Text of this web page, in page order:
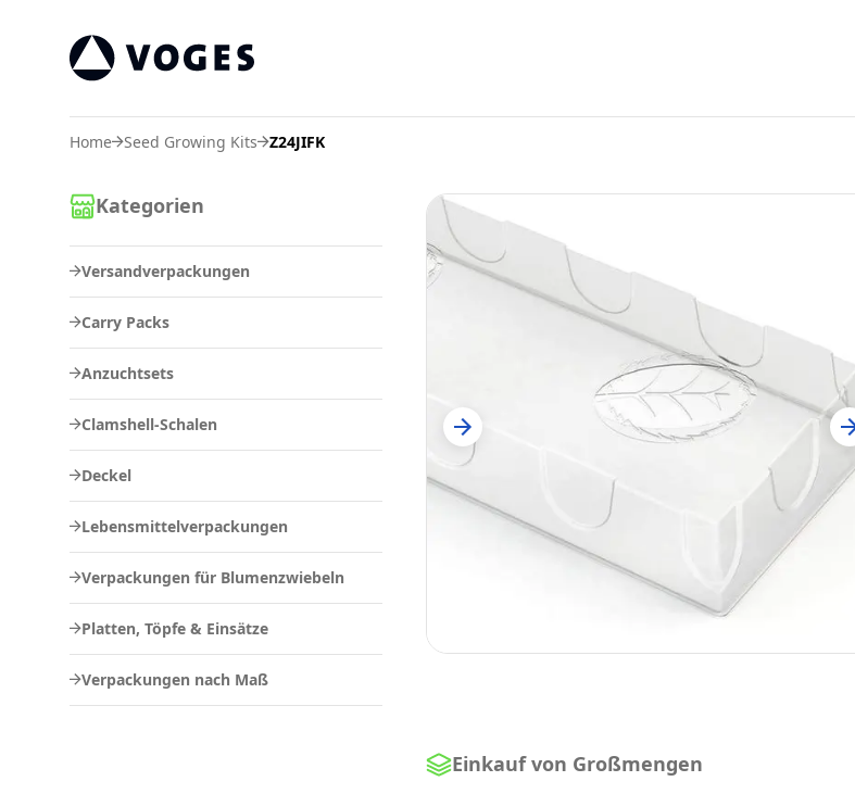
Home Seed Growing Kits Z24JIFK
Kategorien
Versandverpackungen
Carry Packs
Anzuchtsets
Clamshell-Schalen
Deckel
Lebensmittelverpackungen
Verpackungen für Blumenzwiebeln
Platten, Töpfe & Einsätze
Verpackungen nach Maß
Einkauf von Großmengen